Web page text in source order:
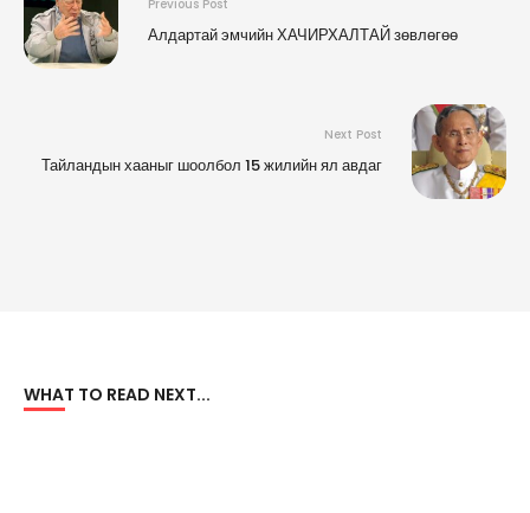
Previous Post
Алдартай эмчийн ХАЧИРХАЛТАЙ зөвлөгөө
Next Post
Тайландын хааныг шоолбол 15 жилийн ял авдаг
WHAT TO READ NEXT...